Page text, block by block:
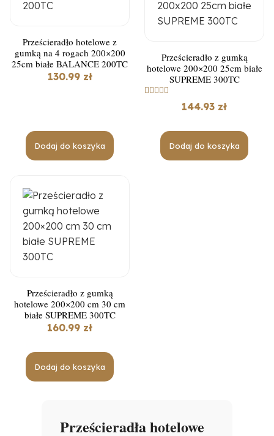
Prześcieradło hotelowe z
gumką na 4 rogach 200×200
25cm białe BALANCE 200TC
130.99 zł
Dodaj do koszyka
Prześcieradło z gumką
hotelowe 200×200 25cm białe
SUPREME 300TC
144.93 zł
Dodaj do koszyka
Prześcieradło z gumką
hotelowe 200×200 cm 30 cm
białe SUPREME 300TC
160.99 zł
Dodaj do koszyka
Prześcieradła hotelowe